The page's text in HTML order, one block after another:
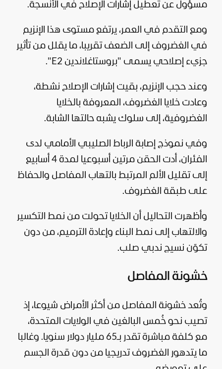
مسؤول عن تعطيل إشارات الإصلاح في الأنسجة.
ومع التقدم في العمر، يرتفع مستوى هذا الإنزيم
في الغضروف إلى الضعف تقريبا، ما يقلل من تأثير
جزيء إصلاحي يسمى "بروستاغلاندين E2".
وعند حجب الإنزيم، بقيت إشارات الإصلاح نشطة،
وعادت خلايا الغضروف، المعروفة بالخلايا
الغضروفية، إلى سلوك يشبه حالتها الشابة.
وفي نموذج إصابة الرباط الصليبي الأمامي لدى
الفئران، أدت الحقن مرتين أسبوعيا لمدة 4 أسابيع
إلى تقليل الألم المرتبط بالتهاب المفاصل والحفاظ
على طبقة الغضروف.
وأظهرت التحاليل أن الخلايا تحولت من نمط التكسير
والالتهاب إلى نمط البناء وإعادة الترميم، من دون
تكوّن نسيج ندبي صلب.
خشونة المفاصل
وتُعد خشونة المفاصل من أكثر الأمراض شيوعا، إذ
تصيب نحو خُمس البالغين في الولايات المتحدة،
مع كلفة مباشرة تقدر بـ65 مليار دولار سنويا. وغالبا
ما يتدهور الغضروف تدريجيا من دون قدرة الجسم